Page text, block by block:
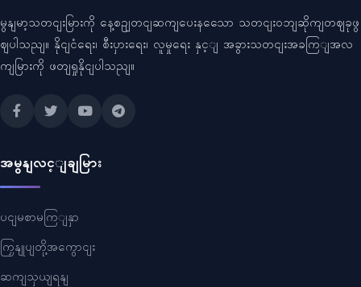
မွနျမာ့သတငျးမြားကို နေ့စဥျတငျဆကျပေးနသေော သတငျးဝဘျဆိုကျတဈခုဖွ
ဈပါသညျ။ နိုငျငံရေး၊ စီးပှားရေး၊ လူမှုရေး နှင့ျ အခွားသတငျးအခကြျအလ
ကျမြားကို ဖတျရှုနိုငျပါသညျ။
အမွနျလင့ျချမြား
ပငျမစာမကြျနှာ
ကြှနျုပျတို့အကွောငျး
ဆကျသှယျရနျ